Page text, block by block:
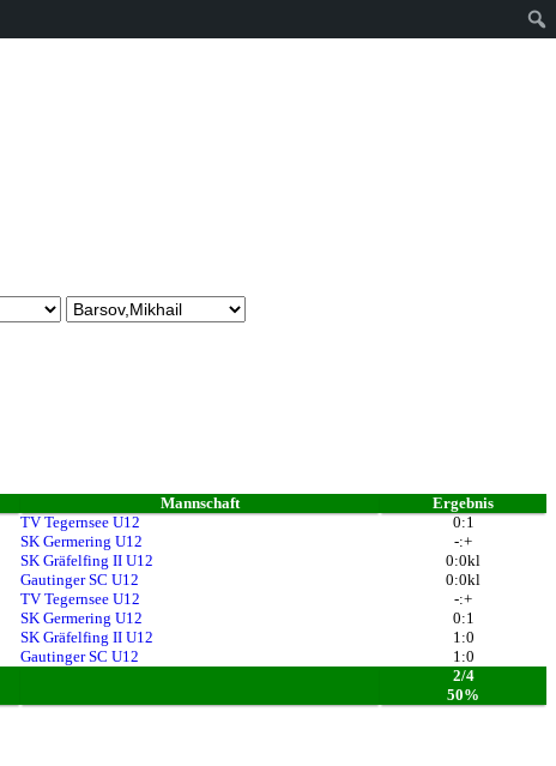
Mannschaft
Ergebnis
TV Tegernsee U12
0:1
SK Germering U12
-:+
SK Gräfelfing II U12
0:0kl
Gautinger SC U12
0:0kl
TV Tegernsee U12
-:+
SK Germering U12
0:1
SK Gräfelfing II U12
1:0
Gautinger SC U12
1:0
2/4
50%